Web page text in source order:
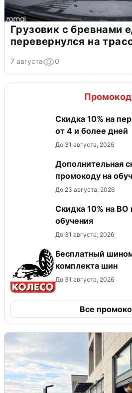
Грузовик с бревнами
перевернулся на
7 августа 0
Скидка 10% на
от 4 и более дней
До 31 августа, 2026
Дополнительная
промокоду на
До 23 августа, 2026
Скидка 10% на
обучения
До 31 августа, 2026
Бесплатный
комплекта шин
До 31 августа, 2026
Все